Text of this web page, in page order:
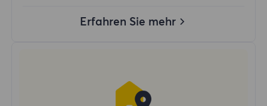
Erfahren Sie mehr